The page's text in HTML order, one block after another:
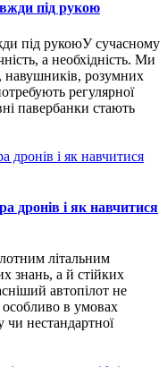
під рукою
під рукоюУ сучасному
а необхідність. Ми
навушників, розумних
регулярної
павербанки стають
дронів і як навчитися
літальним
знань, а й стійких
автопілот не
особливо в умовах
чи нестандартної